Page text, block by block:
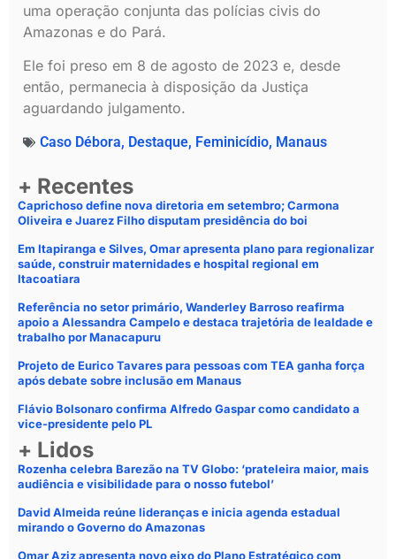
uma operação conjunta das polícias civis do
Amazonas e do Pará.
Ele foi preso em 8 de agosto de 2023 e, desde
então, permanecia à disposição da Justiça
aguardando julgamento.
Caso Débora, Destaque, Feminicídio, Manaus
+ Recentes
Caprichoso define nova diretoria em setembro; Carmona
Oliveira e Juarez Filho disputam presidência do boi
Em Itapiranga e Silves, Omar apresenta plano para regionalizar
saúde, construir maternidades e hospital regional em
Itacoatiara
Referência no setor primário, Wanderley Barroso reafirma
apoio a Alessandra Campelo e destaca trajetória de lealdade e
trabalho por Manacapuru
Projeto de Eurico Tavares para pessoas com TEA ganha força
após debate sobre inclusão em Manaus
Flávio Bolsonaro confirma Alfredo Gaspar como candidato a
vice-presidente pelo PL
+ Lidos
Rozenha celebra Barezão na TV Globo: ‘prateleira maior, mais
audiência e visibilidade para o nosso futebol’
David Almeida reúne lideranças e inicia agenda estadual
mirando o Governo do Amazonas
Omar Aziz apresenta novo eixo do Plano Estratégico com